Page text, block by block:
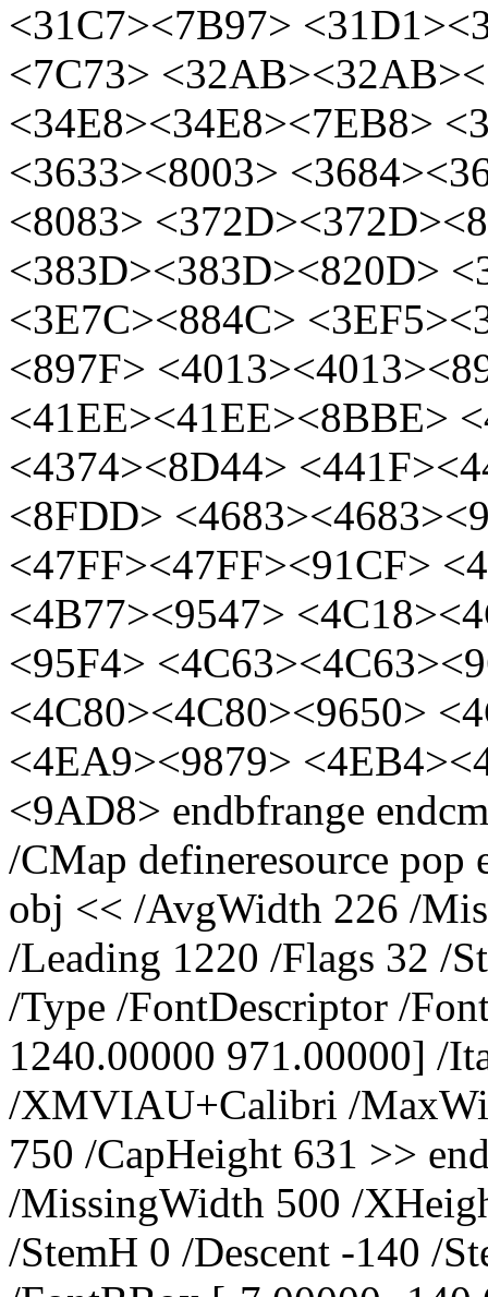
<31C7><7B97>
<7C73>
<34E8><34E8><7EB8>
<3633><8003>
<8083>
<383D><383D><820D>
<3E7C><884C>
<897F>
<41EE><41EE><8BBE>
<4374><8D44>
<8FDD>
<47FF><47FF><91CF>
<4B77><9547>
<95F4>
<4C80><4C80><9650>
<4EA9><9879>
<9AD8> endbfrange
/CMap defineresource pop
obj << /AvgWidth 226 /
/Leading 1220 /Flags 32 /
/Type /FontDescriptor /
1240.00000 971.00000] /
/XMVIAU+Calibri /
750 /CapHeight 631 >>
/MissingWidth 500 /
/StemH 0 /Descent -140 /